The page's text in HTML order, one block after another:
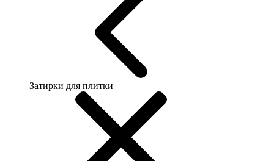
Затирки для плитки